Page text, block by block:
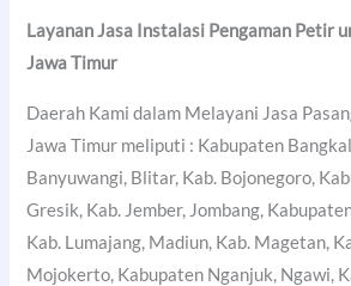
Layanan Jasa Instalasi Pengaman Petir
Jawa Timur
Daerah Kami dalam Melayani Jasa
Jawa Timur meliputi : Kabupaten
Banyuwangi, Blitar, Kab. Bojonegoro,
Gresik, Kab. Jember, Jombang,
Kab. Lumajang, Madiun, Kab. Magetan,
Mojokerto, Kabupaten Nganjuk, Ngawi,